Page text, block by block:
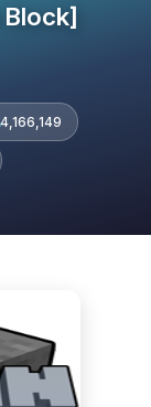
Block]
4,166,149